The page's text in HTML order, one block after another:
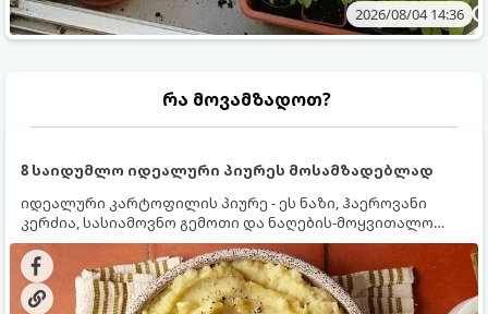
2026/08/04 14:36
რა მოვამზადოთ?
8 საიდუმლო იდეალური პიურეს მოსამზადებლად
იდეალური კარტოფილის პიურე - ეს ნაზი, ჰაეროვანი
კერძია, სასიამოვნო გემოთი და ნაღების-მოყვითალო
ფერით. მისი მომზადება ძალიან მარტივია, მაგრამ
არსებობს რამდენიმე საიდუმლო, რომლებიც უნდა
იცოდეთ, რომ პიურე იდეალურად გემრიელი გამოვიდეს.